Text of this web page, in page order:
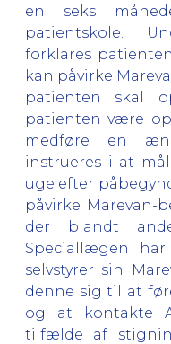
en seks
patientskole.
forklares
kan påvirke
patienten skal
patienten være
medføre en
instrueres i at
uge efter
påvirke Marevan-
der blandt
Speciallægen
selvstyrer sin
denne sig til at
og at kontakte
tilfælde af